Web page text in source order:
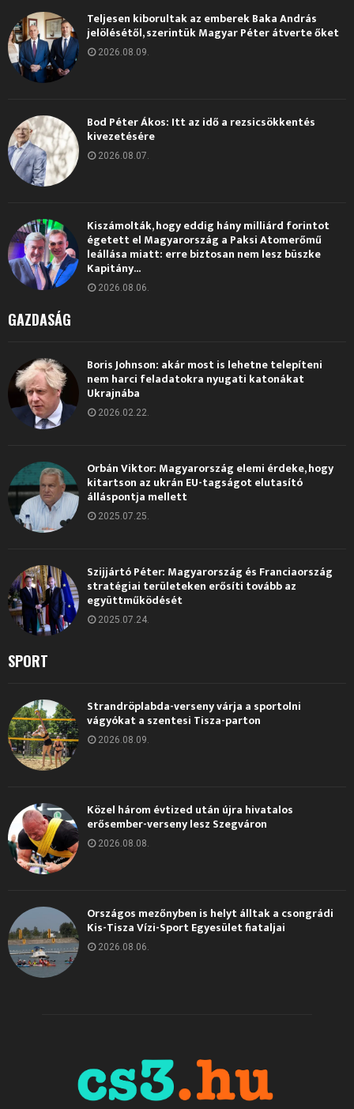
Teljesen kiborultak az emberek Baka András
jelölésétől, szerintük Magyar Péter átverte őket
2026.08.09.
Bod Péter Ákos: Itt az idő a rezsicsökkentés
kivezetésére
2026.08.07.
Kiszámolták, hogy eddig hány milliárd forintot
égetett el Magyarország a Paksi Atomerőmű
leállása miatt: erre biztosan nem lesz büszke
Kapitány...
2026.08.06.
GAZDASÁG
Boris Johnson: akár most is lehetne telepíteni
nem harci feladatokra nyugati katonákat
Ukrajnába
2026.02.22.
Orbán Viktor: Magyarország elemi érdeke, hogy
kitartson az ukrán EU-tagságot elutasító
álláspontja mellett
2025.07.25.
Szijjártó Péter: Magyarország és Franciaország
stratégiai területeken erősíti tovább az
együttműködését
2025.07.24.
SPORT
Strandröplabda-verseny várja a sportolni
vágyókat a szentesi Tisza-parton
2026.08.09.
Közel három évtized után újra hivatalos
erősember-verseny lesz Szegváron
2026.08.08.
Országos mezőnyben is helyt álltak a csongrádi
Kis-Tisza Vízi-Sport Egyesület fiataljai
2026.08.06.